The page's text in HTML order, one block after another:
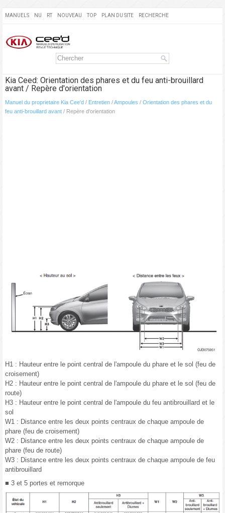
MANUELS NU RT NOUVEAU TOP PLAN DU SITE RECHERCHE
Kia Ceed: Orientation des phares et du feu anti-brouillard
avant / Repère d'orientation
Manuel du proprietaire Kia Cee'd / Entretien /Ampoules / Orientation des phares et du
feu anti-brouillard avant / Repère d'orientation
H1 : Hauteur entre le point central de l'ampoule du phare et le sol (feu de
croisement)
H2 : Hauteur entre le point central de l'ampoule du phare et le sol (feu de
route)
H3 : Hauteur entre le point central de l'ampoule du feu antibrouillard et le
sol
W1 : Distance entre les deux points centraux de chaque ampoule de
phare (feu de croisement)
W2 : Distance entre les deux points centraux de chaque ampoule de
phare (feu de route)
W3 : Distance entre les deux points centraux de chaque ampoule de feu
antibrouillard
■ 3 et 5 portes et remorque